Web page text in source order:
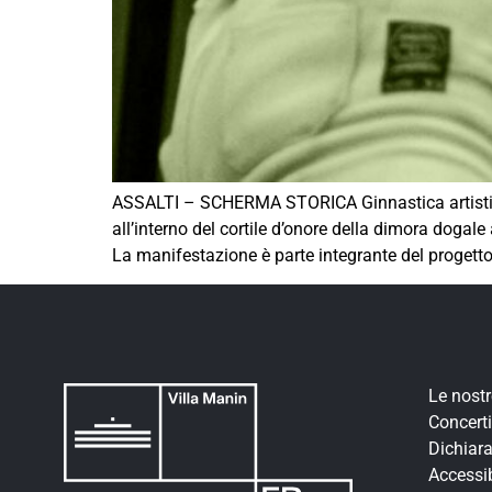
ASSALTI – SCHERMA STORICA Ginnastica
all’interno del cortile d’onore della dimora
La manifestazione è parte integrante del
Le